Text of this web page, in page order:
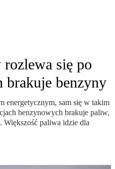
się po
brakuje benzyny
energetycznym, sam się w takim
benzynowych brakuje paliw,
Większość paliwa idzie dla